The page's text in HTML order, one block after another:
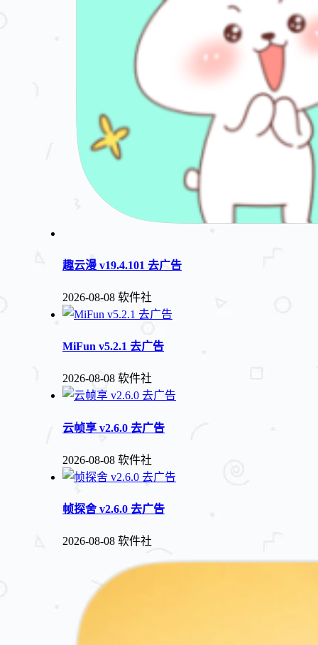
趣云漫 v19.4.101 去广告
2026-08-08 软件社
MiFun v5.2.1 去广告
2026-08-08 软件社
云帧享 v2.6.0 去广告
2026-08-08 软件社
帧探舍 v2.6.0 去广告
2026-08-08 软件社